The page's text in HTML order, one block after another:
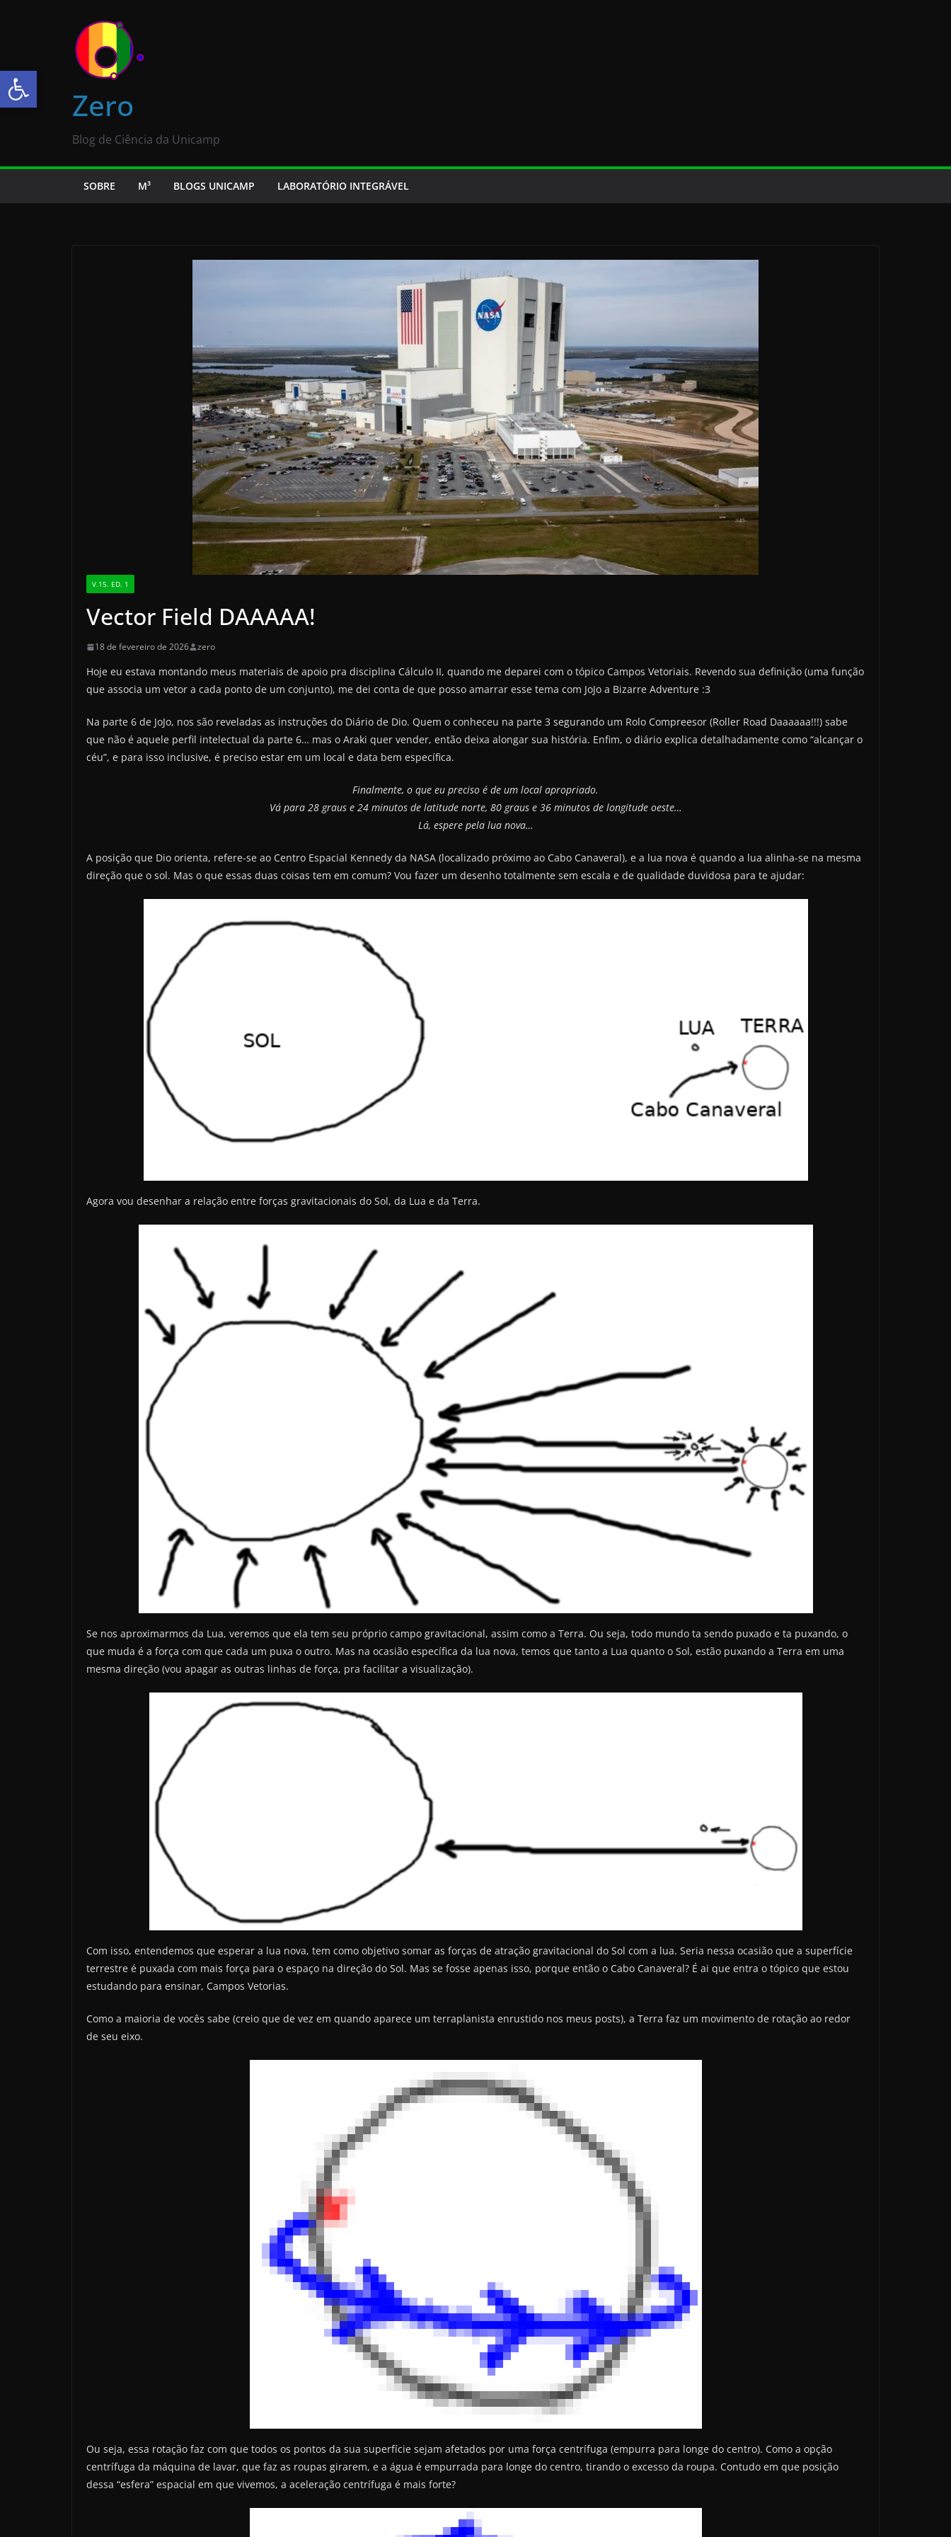
Abrir a barra de ferramentas
Zero
Blog de Ciência da Unicamp
SOBRE M³ BLOGS UNICAMP LABORATÓRIO INTEGRÁVEL
V.15. ED. 1
Vector Field DAAAAA!
18 de fevereiro de 2026 zero
Hoje eu estava montando meus materiais de apoio pra disciplina Cálculo II, quando me deparei com o tópico Campos Vetoriais. Revendo sua definição (uma função
que associa um vetor a cada ponto de um conjunto), me dei conta de que posso amarrar esse tema com JoJo a Bizarre Adventure :3
Na parte 6 de JoJo, nos são reveladas as instruções do Diário de Dio. Quem o conheceu na parte 3 segurando um Rolo Compreesor (Roller Road Daaaaaa!!!) sabe
que não é aquele perfil intelectual da parte 6… mas o Araki quer vender, então deixa alongar sua história. Enfim, o diário explica detalhadamente como “alcançar o
céu”, e para isso inclusive, é preciso estar em um local e data bem específica.
Finalmente, o que eu preciso é de um local apropriado.
Vá para 28 graus e 24 minutos de latitude norte, 80 graus e 36 minutos de longitude oeste…
Lá, espere pela lua nova…
A posição que Dio orienta, refere-se ao Centro Espacial Kennedy da NASA (localizado próximo ao Cabo Canaveral), e a lua nova é quando a lua alinha-se na mesma
direção que o sol. Mas o que essas duas coisas tem em comum? Vou fazer um desenho totalmente sem escala e de qualidade duvidosa para te ajudar:
Agora vou desenhar a relação entre forças gravitacionais do Sol, da Lua e da Terra.
Se nos aproximarmos da Lua, veremos que ela tem seu próprio campo gravitacional, assim como a Terra. Ou seja, todo mundo ta sendo puxado e ta puxando, o
que muda é a força com que cada um puxa o outro. Mas na ocasião específica da lua nova, temos que tanto a Lua quanto o Sol, estão puxando a Terra em uma
mesma direção (vou apagar as outras linhas de força, pra facilitar a visualização).
Com isso, entendemos que esperar a lua nova, tem como objetivo somar as forças de atração gravitacional do Sol com a lua. Seria nessa ocasião que a superfície
terrestre é puxada com mais força para o espaço na direção do Sol. Mas se fosse apenas isso, porque então o Cabo Canaveral? É ai que entra o tópico que estou
estudando para ensinar, Campos Vetorias.
Como a maioria de vocês sabe (creio que de vez em quando aparece um terraplanista enrustido nos meus posts), a Terra faz um movimento de rotação ao redor
de seu eixo.
Ou seja, essa rotação faz com que todos os pontos da sua superfície sejam afetados por uma força centrífuga (empurra para longe do centro). Como a opção
centrífuga da máquina de lavar, que faz as roupas girarem, e a água é empurrada para longe do centro, tirando o excesso da roupa. Contudo em que posição
dessa “esfera” espacial em que vivemos, a aceleração centrífuga é mais forte?